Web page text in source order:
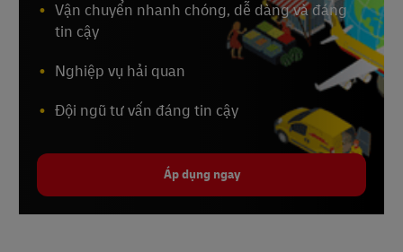
Vận chuyển nhanh chóng, dễ dàng và đáng
tin cậy
Nghiệp vụ hải quan
Đội ngũ tư vấn đáng tin cậy
Áp dụng ngay